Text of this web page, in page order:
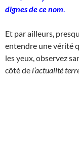
dignes de ce nom
Et par ailleurs,
entendre une vérité
les yeux, observez
côté de l’actualité